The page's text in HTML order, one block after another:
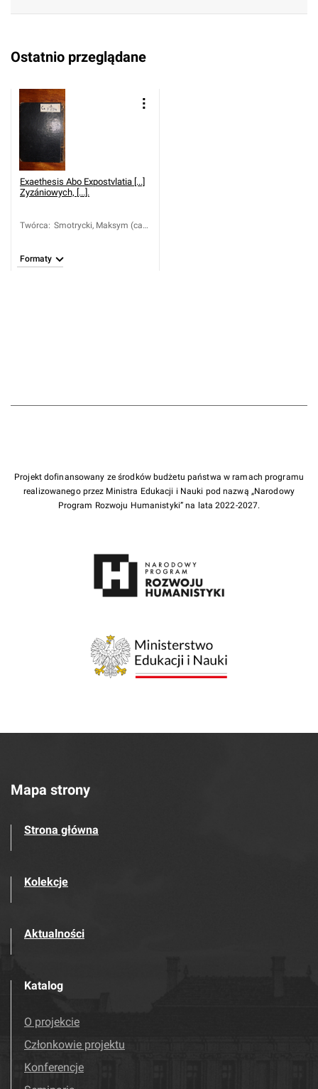
Ostatnio przeglądane
Exaethesis Abo Expostvlatia [...]
Zyzániowych, [...].
Twórca: Smotrycki, Maksym (ca
Formaty
Projekt dofinansowany ze środków budżetu państwa w ramach programu
realizowanego przez Ministra Edukacji i Nauki pod nazwą „Narodowy
Program Rozwoju Humanistyki” na lata 2022-2027.
Mapa strony
Strona główna
Kolekcje
Aktualności
Katalog
O projekcie
Członkowie projektu
Konferencje